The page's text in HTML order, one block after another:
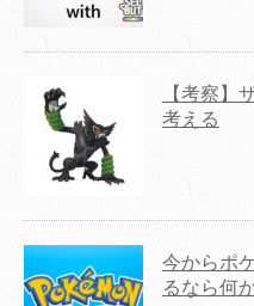
【考察】
考える
今からポ
るなら何